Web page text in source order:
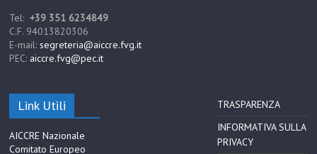
Tel:+39 351 6234849
C.F. 94013820306
E-mail:segreteria@aiccre.fvg.it
PEC: aiccre.fvg@pec.it
Link Utili
AICCRE Nazionale
Comitato Europeo
TRASPARENZA
INFORMATIVA SULLA
PRIVACY